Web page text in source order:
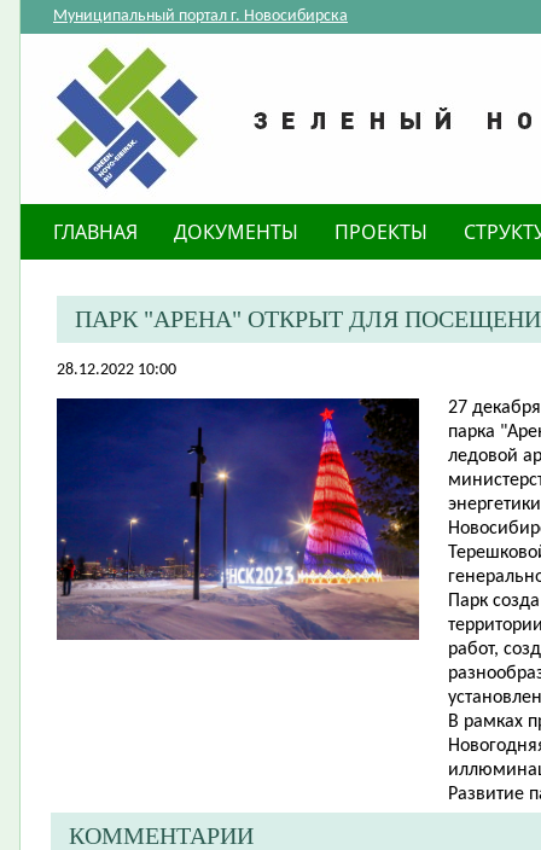
Муниципальный портал г. Новосибирска
ГЛАВНАЯ ДОКУМЕНТЫ ПРОЕКТЫ
ПАРК "АРЕНА" ОТКРЫТ ДЛЯ
28.12.2022 10:00
​27
парка
ледовой
Парк
работ,
В рамках
Развитие
КОММЕНТАРИИ